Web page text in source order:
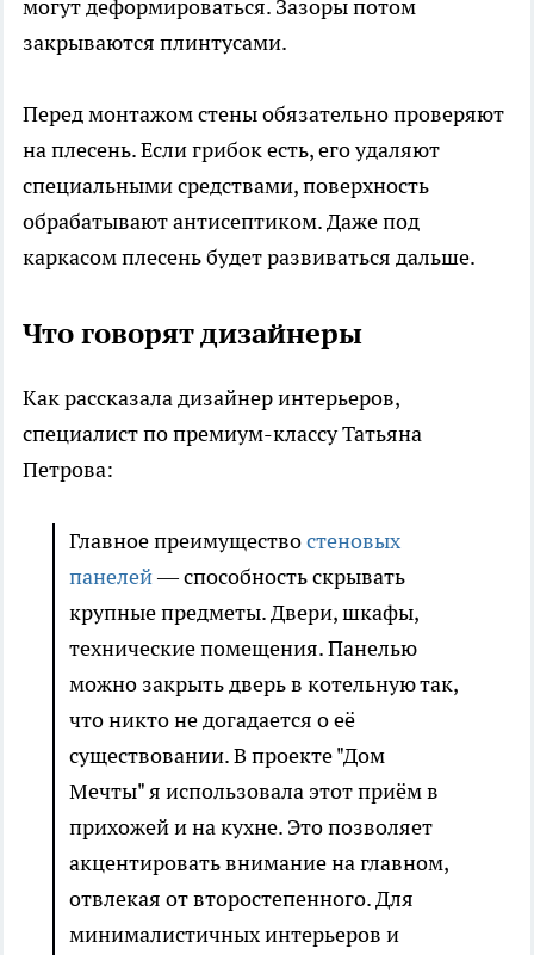
могут деформироваться. Зазоры потом
закрываются плинтусами.
Перед монтажом стены обязательно проверяют
на плесень. Если грибок есть, его удаляют
специальными средствами, поверхность
обрабатывают антисептиком. Даже под
каркасом плесень будет развиваться дальше.
Что говорят дизайнеры
Как рассказала дизайнер интерьеров,
специалист по премиум-классу Татьяна
Петрова:
Главное преимуществостеновых
панелей— способность скрывать
крупные предметы. Двери, шкафы,
технические помещения. Панелью
можно закрыть дверь в котельную так,
что никто не догадается о её
существовании. В проекте "Дом
Мечты" я использовала этот приём в
прихожей и на кухне. Это позволяет
акцентировать внимание на главном,
отвлекая от второстепенного. Для
минималистичных интерьеров и